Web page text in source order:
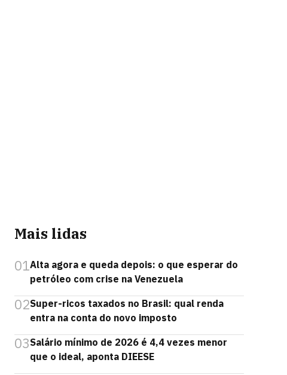
Mais lidas
01Alta agora e queda depois: o que esperar do
petróleo com crise na Venezuela
02Super-ricos taxados no Brasil: qual renda
entra na conta do novo imposto
03Salário mínimo de 2026 é 4,4 vezes menor
que o ideal, aponta DIEESE